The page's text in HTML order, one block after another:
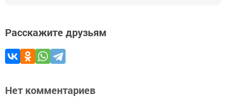
Расскажите друзьям
Нет комментариев